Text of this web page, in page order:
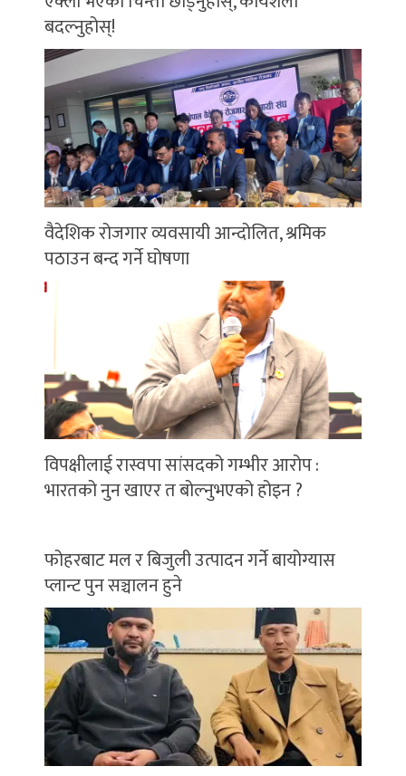
बदल्नुहोस्!
वैदेशिक रोजगार व्यवसायी आन्दोलित, श्रमिक
पठाउन बन्द गर्ने घोषणा
विपक्षीलाई रास्वपा सांसदको गम्भीर आरोप :
भारतको नुन खाएर त बोल्नुभएको होइन ?
फोहरबाट मल र बिजुली उत्पादन गर्ने बायोग्यास
प्लान्ट पुन सञ्चालन हुने